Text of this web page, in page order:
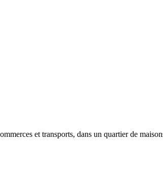
et transports, dans un quartier de